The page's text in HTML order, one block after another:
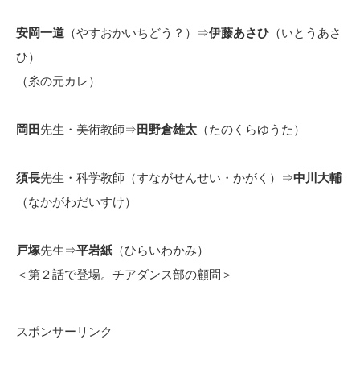
安岡一道 （やすおかいちどう？）⇒伊藤あさひ （いとうあさ
ひ）
（糸の元カレ）
岡田 先生・美術教師⇒ 田野倉雄太 （たのくらゆうた）
須長先生・科学教師（すながせんせい・かがく）⇒中川大輔
（なかがわだいすけ）
戸塚先生⇒平岩紙 （ひらいわかみ）
＜第２話で登場。チアダンス部の顧問＞
スポンサーリンク